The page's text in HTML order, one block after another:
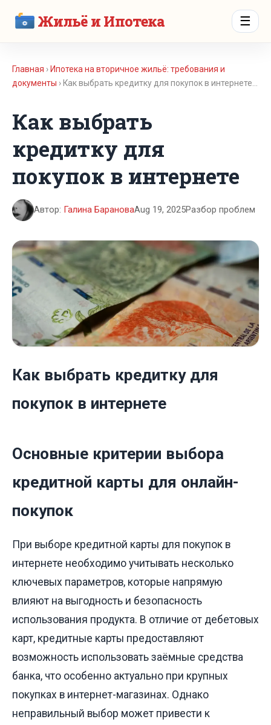
Жильё и Ипотека ☰
Главная › Ипотека на вторичное жильё: требования и
документы › Как выбрать кредитку для покупок в интернете…
Как выбрать
кредитку для
покупок в интернете
Автор: Галина БарановаAug 19, 2025Разбор проблем
Как выбрать кредитку для
покупок в интернете
Основные критерии выбора
кредитной карты для онлайн-
покупок
При выборе кредитной карты для покупок в
интернете необходимо учитывать несколько
ключевых параметров, которые напрямую
влияют на выгодность и безопасность
использования продукта. В отличие от дебетовых
карт, кредитные карты предоставляют
возможность использовать заёмные средства
банка, что особенно актуально при крупных
покупках в интернет-магазинах. Однако
неправильный выбор может привести к